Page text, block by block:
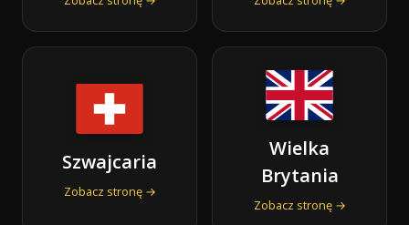
Szwajcaria
Zobacz stronę →
Wielka
Brytania
Zobacz stronę →